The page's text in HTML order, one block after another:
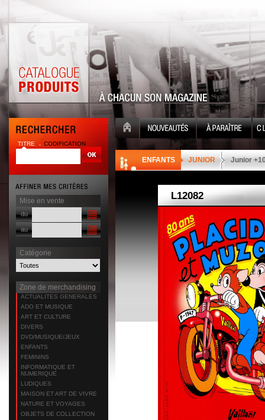
TITRE CODIFICATION
Mise en vente
du
au
Catégorie
Zone de merchandising
ACTUALITES GENERALES
ADO ET MUSIQUE
ART ET CULTURE
DIVERS
DVD/MUSIQUE/JEUX
ENFANTS
FEMININS
INFORMATIQUE ET
NUMERIQUE
LUDIQUES
MAISON ET ART DE VIVRE
NATURE ET VOYAGES
OBJETS DE COLLECTION
ENFANTS JUNIOR Junior